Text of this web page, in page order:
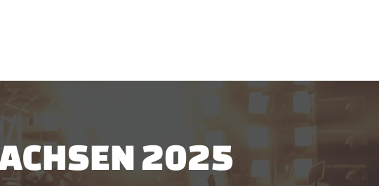
2025